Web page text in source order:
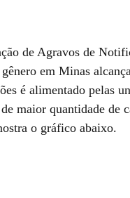
de Agravos de
em Minas
é alimentado pelas
maior quantidade de
o gráfico abaixo.